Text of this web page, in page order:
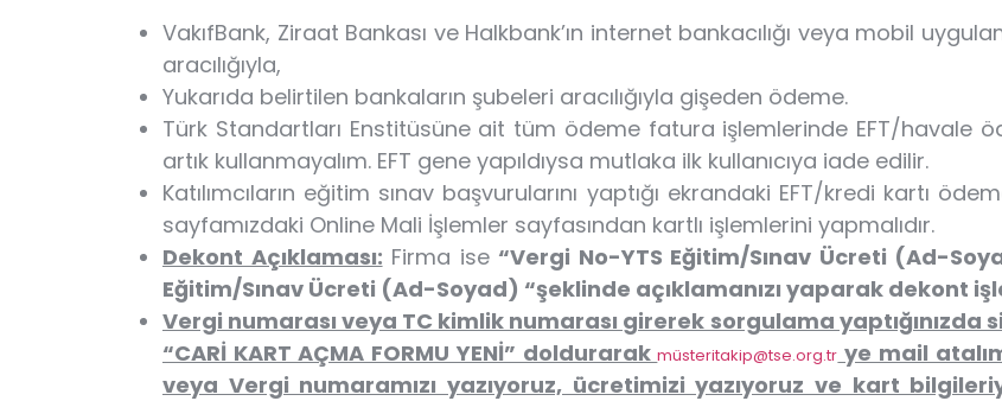
VakıfBank, Ziraat Bankası ve Halkbank’ın internet bankacılığı veya mobil
aracılığıyla,
Yukarıda belirtilen bankaların şubeleri aracılığıyla gişeden ödeme.
Türk Standartları Enstitüsüne ait tüm ödeme fatura işlemlerinde EFT/havale
artık kullanmayalım. EFT gene yapıldıysa mutlaka ilk kullanıcıya iade edilir.
Katılımcıların eğitim sınav başvurularını yaptığı ekrandaki EFT/kredi kartı
sayfamızdaki Online Mali İşlemler sayfasından kartlı işlemlerini yapmalıdır.
Dekont Açıklaması: Firma ise “Vergi No-YTS Eğitim/Sınav Ücreti (Ad-
Eğitim/Sınav Ücreti (Ad-Soyad) “şeklinde açıklamanızı yaparak dekont
Vergi numarası veya TC kimlik numarası girerek sorgulama yaptığınızda
“CARİ KART AÇMA FORMU YENİ” doldurarakmüsteritakip@tse.org.tr ye mail
veya Vergi numaramızı yazıyoruz, ücretimizi yazıyoruz ve kart